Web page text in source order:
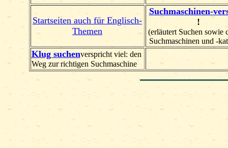
Startseiten auch für Englisch-
Themen
Suchmaschinen-
!
(erläutert Suchen sowie
Suchmaschinen und -
Klug suchenverspricht viel: den
Weg zur richtigen Suchmaschine